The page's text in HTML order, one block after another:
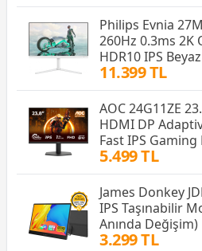
Philips Evnia
260Hz 0.3ms 2K
HDR10 IPS
11.399 TL
AOC 24G11ZE
HDMI DP
Fast IPS
5.499 TL
James Donkey
IPS Taşınabilir
Anında Değişim)
3.299 TL